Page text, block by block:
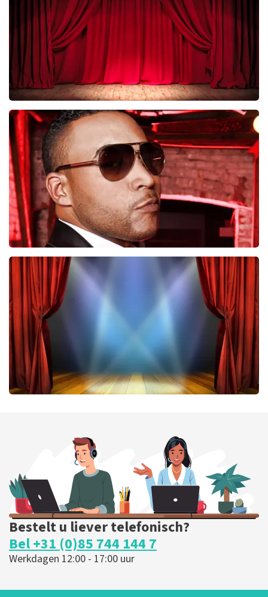
BESTEL NU
Job Knoester
247laatste 30 minuten
BESTEL NU
Don Omar
224 laatste 30 minuten
BESTEL NU
BESTEL NU
Bestelt u liever telefonisch?
Bel +31 (0)85 744 144 7
Werkdagen 12:00 - 17:00 uur